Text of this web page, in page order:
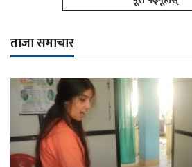
ताजा समाचार